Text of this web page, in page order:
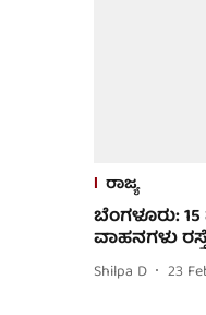
ರಾಜ್ಯ
ಬೆಂಗಳೂರು:
ವಾಹನಗಳು
Shilpa D 23